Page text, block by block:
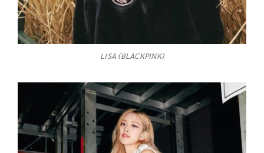
LISA (BLACKPINK)